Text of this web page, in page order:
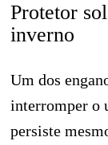
Protetor
inverno
Um dos
interromper o
persiste